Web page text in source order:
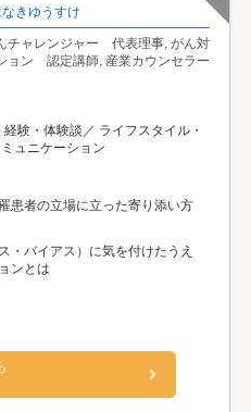
きゆうすけ
チャレンジャー 代表理事, がん対
ョン 認定講師, 産業カウンセラー
験・体験談／ ライフスタイル・
ュニケーション
患者の立場に立った寄り添い方
・バイアス）に気を付けたうえ
ンとは